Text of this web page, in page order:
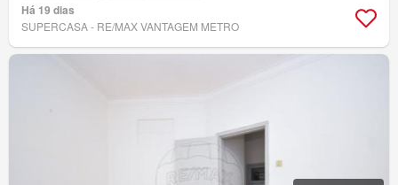
Há 19 dias
SUPERCASA - RE/MAX VANTAGEM METRO